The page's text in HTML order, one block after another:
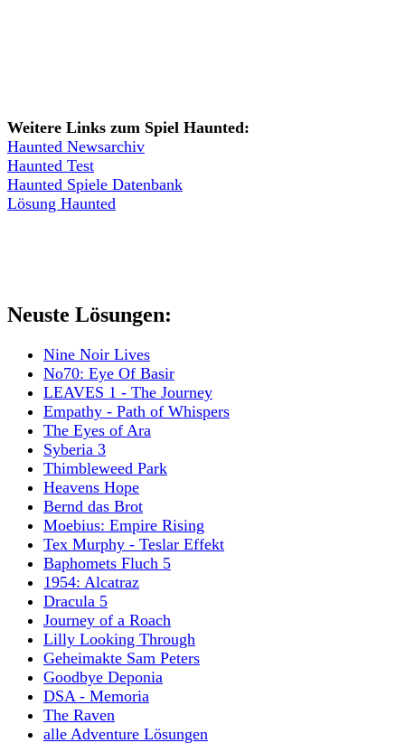
Weitere Links zum Spiel Haunted:
Haunted Newsarchiv
Haunted Test
Haunted Spiele Datenbank
Lösung Haunted
Neuste Lösungen:
Nine Noir Lives
No70: Eye Of Basir
LEAVES 1 - The Journey
Empathy - Path of Whispers
The Eyes of Ara
Syberia 3
Thimbleweed Park
Heavens Hope
Bernd das Brot
Moebius: Empire Rising
Tex Murphy - Teslar Effekt
Baphomets Fluch 5
1954: Alcatraz
Dracula 5
Journey of a Roach
Lilly Looking Through
Geheimakte Sam Peters
Goodbye Deponia
DSA - Memoria
The Raven
alle Adventure Lösungen